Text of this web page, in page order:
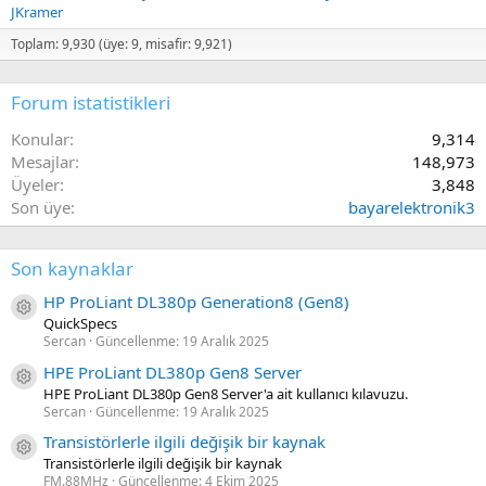
JKramer
Toplam: 9,930 (üye: 9, misafir: 9,921)
Forum istatistikleri
Konular
9,314
Mesajlar
148,973
Üyeler
3,848
Son üye
bayarelektronik3
Son kaynaklar
Kaynak ikon/amblem
HP ProLiant DL380p Generation8 (Gen8)
QuickSpecs
Sercan Güncellenme: 19 Aralık 2025
Kaynak ikon/amblem
HPE ProLiant DL380p Gen8 Server
HPE ProLiant DL380p Gen8 Server'a ait kullanıcı kılavuzu.
Sercan Güncellenme: 19 Aralık 2025
Kaynak ikon/amblem
Transistörlerle ilgili değişik bir kaynak
Transistörlerle ilgili değişik bir kaynak
FM.88MHz Güncellenme:4 Ekim 2025